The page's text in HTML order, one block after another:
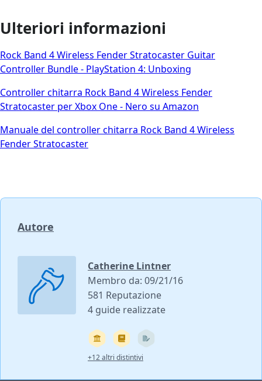
Ulteriori informazioni
Rock Band 4 Wireless Fender Stratocaster Guitar
Controller Bundle - PlayStation 4: Unboxing
Controller chitarra Rock Band 4 Wireless Fender
Stratocaster per Xbox One - Nero su Amazon
Manuale del controller chitarra Rock Band 4 Wireless
Fender Stratocaster
Autore
Catherine Lintner
Membro da: 09/21/16
581 Reputazione
4 guide realizzate
+12 altri distintivi